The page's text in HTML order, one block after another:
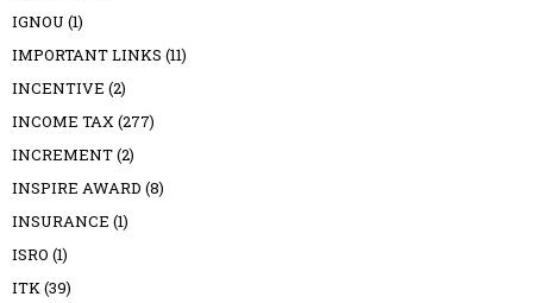
IGNOU (1)
IMPORTANT LINKS (11)
INCENTIVE (2)
INCOME TAX(277)
INCREMENT(2)
INSPIRE AWARD (8)
INSURANCE (1)
ISRO (1)
ITK(39)